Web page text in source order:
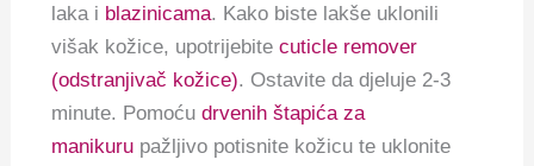
laka i blazinicama. Kako biste lakše uklonili
višak kožice, upotrijebitecuticle remover
(odstranjivač kožice). Ostavite da djeluje 2-3
minute. Pomoćudrvenih štapića za
manikuru pažljivo potisnite kožicu te uklonite